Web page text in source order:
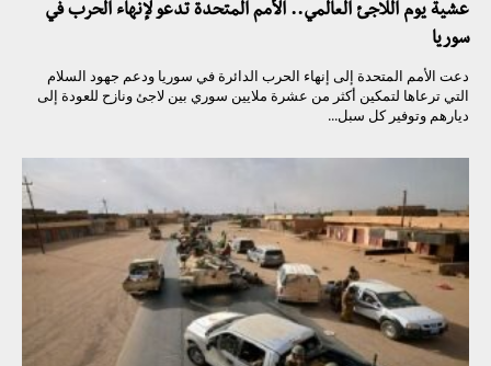
عشية يوم اللاجئ العالمي.. الأمم المتحدة تدعو لإنهاء الحرب في
سوريا
دعت الأمم المتحدة إلى إنهاء الحرب الدائرة في سوريا ودعم جهود السلام
التي ترعاها لتمكين أكثر من عشرة ملايين سوري بين لاجئ ونازح للعودة إلى
ديارهم وتوفير كل سبل...